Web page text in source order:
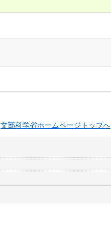
文部科学省ホームページトップへ